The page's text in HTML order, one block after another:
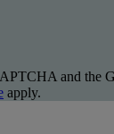
and the
apply.